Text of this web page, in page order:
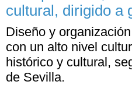
cultural, dirigido a
Diseño y
con un alto nivel
histórico y cultural,
de Sevilla.